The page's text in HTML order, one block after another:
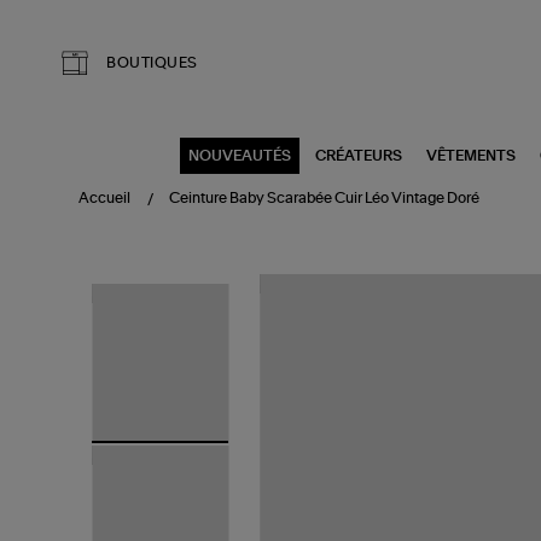
BOUTIQUES
NOUVEAUTÉS CRÉATEURS VÊTEMENTS
Accueil Ceinture Baby Scarabée Cuir Léo Vintage Doré